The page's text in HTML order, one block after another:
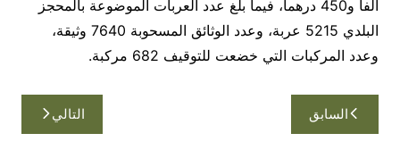
ألفا و450 درهما، فيما بلغ عدد العربات الموضوعة بالمحجز
البلدي 5215 عربة، وعدد الوثائق المسحوبة 7640 وثيقة،
وعدد المركبات التي خضعت للتوقيف 682 مركبة.
تصفّح
المقالات
السابق التالي